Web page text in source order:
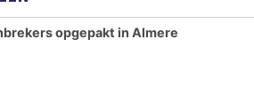
opgepakt in Almere